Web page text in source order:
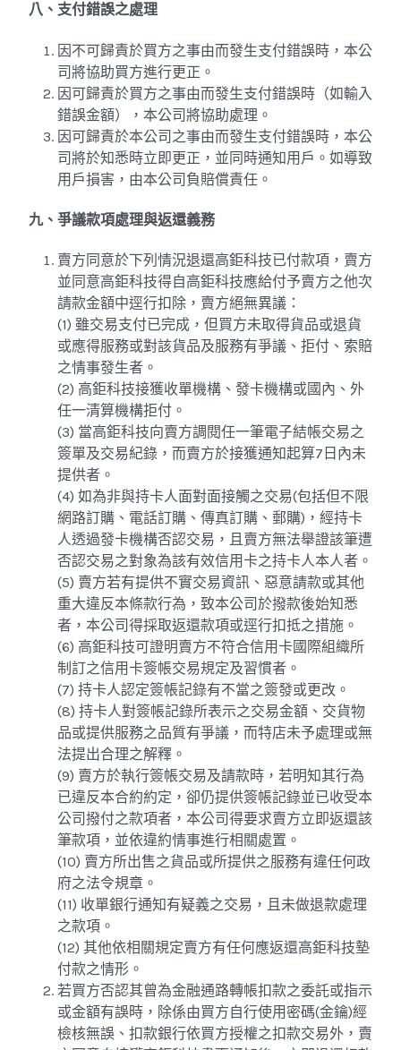
八、支付錯誤之處理
因不可歸責於買方之事由而發生支付錯誤時，本公
司將協助買方進行更正。
因可歸責於買方之事由而發生支付錯誤時（如輸入
錯誤金額），本公司將協助處理。
因可歸責於本公司之事由而發生支付錯誤時，本公
司將於知悉時立即更正，並同時通知用戶。如導致
用戶損害，由本公司負賠償責任。
九、爭議款項處理與返還義務
賣方同意於下列情況退還高鉅科技已付款項，賣方
並同意高鉅科技得自高鉅科技應給付予賣方之他次
請款金額中逕行扣除，賣方絕無異議：
(1) 雖交易支付已完成，但買方未取得貨品或退貨
或應得服務或對該貨品及服務有爭議、拒付、索賠
之情事發生者。
(2) 高鉅科技接獲收單機構、發卡機構或國內、外
任一清算機構拒付。
(3) 當高鉅科技向賣方調閱任一筆電子結帳交易之
簽單及交易紀錄，而賣方於接獲通知起算7日內未
提供者。
(4) 如為非與持卡人面對面接觸之交易(包括但不限
網路訂購、電話訂購、傳真訂購、郵購)，經持卡
人透過發卡機構否認交易，且賣方無法舉證該筆遭
否認交易之對象為該有效信用卡之持卡人本人者。
(5) 賣方若有提供不實交易資訊、惡意請款或其他
重大違反本條款行為，致本公司於撥款後始知悉
者，本公司得採取返還款項或逕行扣抵之措施。
(6) 高鉅科技可證明賣方不符合信用卡國際組織所
制訂之信用卡簽帳交易規定及習慣者。
(7) 持卡人認定簽帳記錄有不當之簽發或更改。
(8) 持卡人對簽帳記錄所表示之交易金額、交貨物
品或提供服務之品質有爭議，而特店未予處理或無
法提出合理之解釋。
(9) 賣方於執行簽帳交易及請款時，若明知其行為
已違反本合約約定，卻仍提供簽帳記錄並已收受本
公司撥付之款項者，本公司得要求賣方立即返還該
筆款項，並依違約情事進行相關處置。
(10) 賣方所出售之貨品或所提供之服務有違任何政
府之法令規章。
(11) 收單銀行通知有疑義之交易，且未做退款處理
之款項。
(12) 其他依相關規定賣方有任何應返還高鉅科技墊
付款之情形。
若買方否認其曾為金融通路轉帳扣款之委託或指示
或金額有誤時，除係由買方自行使用密碼(金鑰)經
檢核無誤、扣款銀行依買方授權之扣款交易外，賣